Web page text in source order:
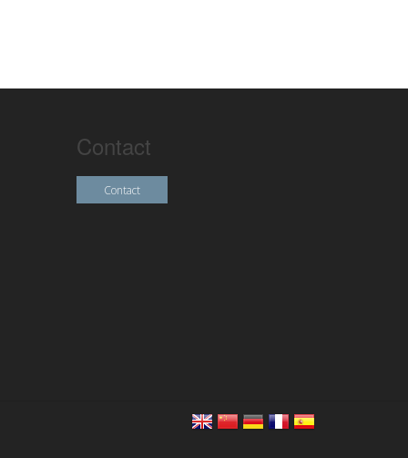
Contact
Contact